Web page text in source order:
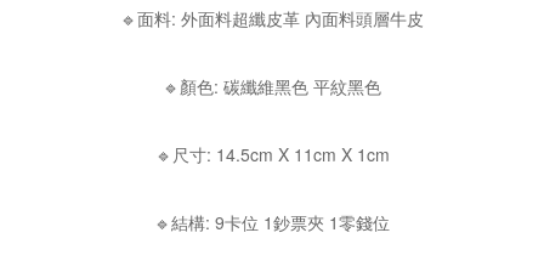
🔹面料: 外面料超纖皮革 內面料頭層牛皮
🔹顏色: 碳纖維黑色 平紋黑色
🔹尺寸: 14.5cm X 11cm X 1cm
🔹結構: 9卡位 1鈔票夾 1零錢位